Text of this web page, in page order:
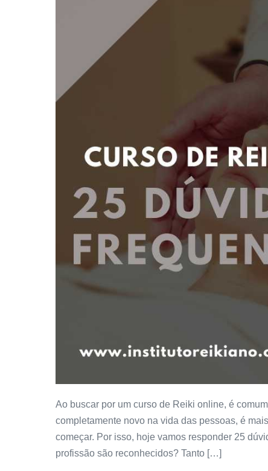
Ao buscar por um curso de Reiki online, é
completamente novo na vida das pessoas, é
começar. Por isso, hoje vamos responder 25
profissão são reconhecidos? Tanto […]